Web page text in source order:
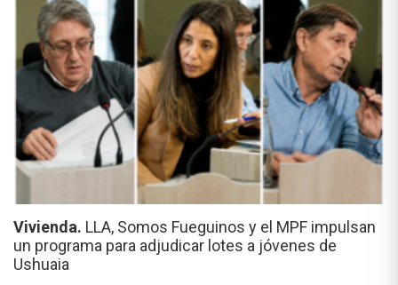
Vivienda. LLA, Somos Fueguinos y el MPF impulsan
un programa para adjudicar lotes a jóvenes de
Ushuaia